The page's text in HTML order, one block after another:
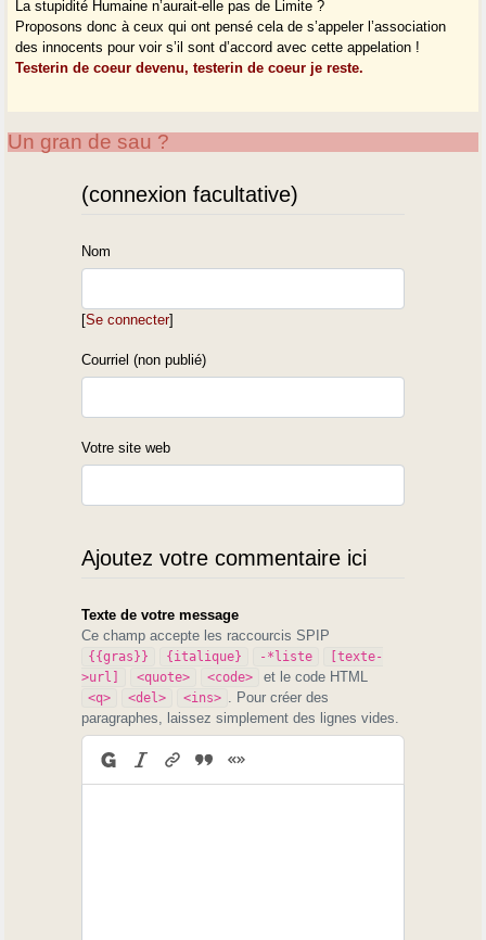
La stupidité Humaine n’aurait-elle pas de Limite ?
Proposons donc à ceux qui ont pensé cela de s’appeler l’association
des innocents pour voir s’il sont d’accord avec cette appelation !
Testerin de coeur devenu, testerin de coeur je reste.
Un gran de sau ?
(connexion facultative)
Nom
[Se connecter]
Courriel (non publié)
Votre site web
Ajoutez votre commentaire ici
Texte de votre message
Ce champ accepte les raccourcis SPIP
{{gras}} {italique} -*liste
[texte-
>url]
<quote> <code> et le code HTML
<q> <del> <ins>
. Pour créer des
paragraphes, laissez simplement des lignes vides.